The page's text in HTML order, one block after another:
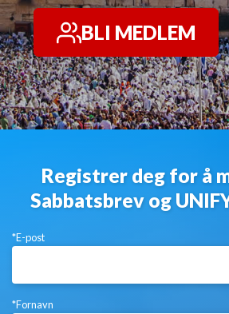
BLI MEDLEM
Registrer deg for å
Sabbatsbrev og
*E-post
*Fornavn